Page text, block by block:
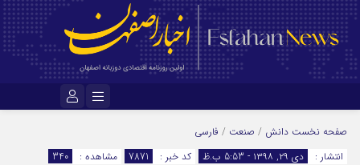
صفحه نخست دانش / صنعت / فارسی
انتشار :
دی ۲۹, ۱۳۹۸ - 5:53 ب.ظ کد خبر : 7871 مشاهده : 340